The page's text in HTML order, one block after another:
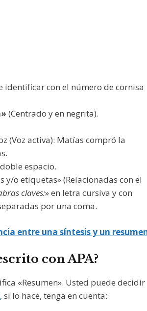
identificar con el número de cornisa
(Centrado y en negrita).
(Voz activa): Matías compró la
espacio.
y/o etiquetas» (Relacionadas con el
claves:» en letra cursiva y con
por una coma.
entre una síntesis y un
con APA?
«Resumen». Usted puede decidir
, si lo hace, tenga en cuenta: